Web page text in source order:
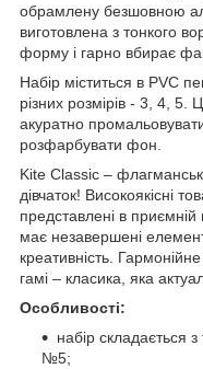
обрамлену безшовною
виготовлена з тонкого
форму і гарно вбирає
Набір міститься в PVC
різних розмірів - 3, 4, 5.
акуратно
розфарбувати фон.
Kite Classic –
дівчаток! Високоякісні
представлені в
має незавершені
креативність.
гамі – класика, яка
Особливості:
набір складається
№5;